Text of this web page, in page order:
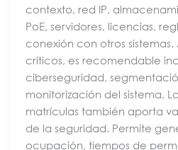
contexto, red IP,
PoE, servidores, licencias,
conexión con otros
críticos, es recomendable
ciberseguridad,
monitorización del sistema.
matrículas también aporta
de la seguridad. Permite
ocupación, tiempos de